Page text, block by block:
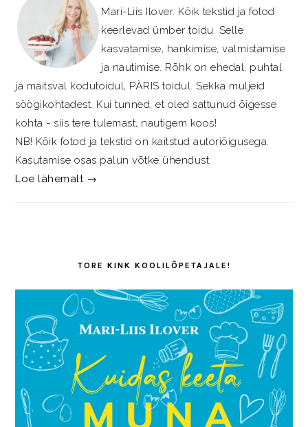
Mari-Liis Ilover. Kõik tekstid ja fotod
keerlevad ümber toidu. Selle
kasvatamise, hankimise, valmistamise
ja nautimise. Rõhk on ehedal, puhtal
ja maitsval kodutoidul, PÄRIS toidul. Sekka muljeid
söögikohtadest. Kui tunned, et oled sattunud õigesse
kohta - siis tere tulemast, nautigem koos!
NB! Kõik fotod ja tekstid on kaitstud autoriõigusega.
Kasutamise osas palun võtke ühendust.
Loe lähemalt →
TORE KINK KOOLILÕPETAJALE!